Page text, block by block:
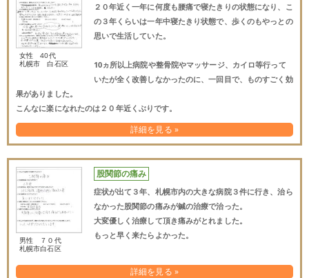
女性 40代
札幌市 白石区
２０年近く一年に何度も腰痛で寝たきりの状態になり、こ
の３年くらいは一年中寝たきり状態で、歩くのもやっとの
思いで生活していた。
10ヵ所以上病院や整骨院やマッサージ、カイロ等行って
いたが全く改善しなかったのに、一回目で、ものすごく効
果がありました。
こんなに楽になれたのは２０年近くぶりです。
詳細を見る »
男性 ７０代
札幌市白石区
股関節の痛み
症状が出て３年、札幌市内の大きな病院３件に行き、治ら
なかった股関節の痛みが鍼の治療で治った。
大変優しく治療して頂き痛みがとれました。
もっと早く来たらよかった。
詳細を見る »